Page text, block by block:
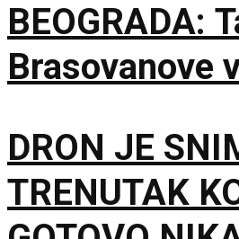
BEOGRADA:
Brasovanove
sjajem
DRON JE
TRENUTAK